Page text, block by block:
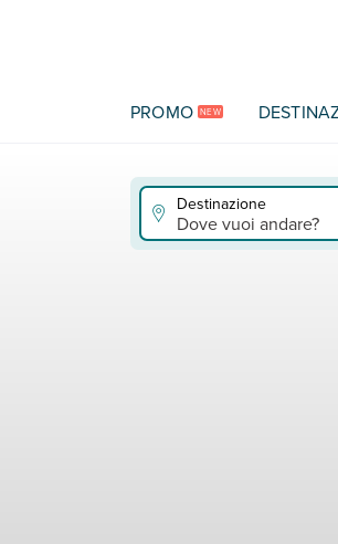
PROMO NEW
Destinazione
Dove vuoi andare?